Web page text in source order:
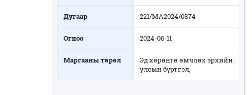
Дугаар 221/МА2024/0374
Огноо 2024-06-11
Маргааны төрөл
Эд хөрөнгө өмчлөх эрхийн
улсын бүртгэл,